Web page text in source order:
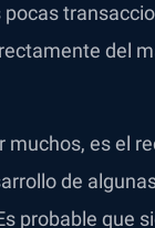
del
es el
de
probable que